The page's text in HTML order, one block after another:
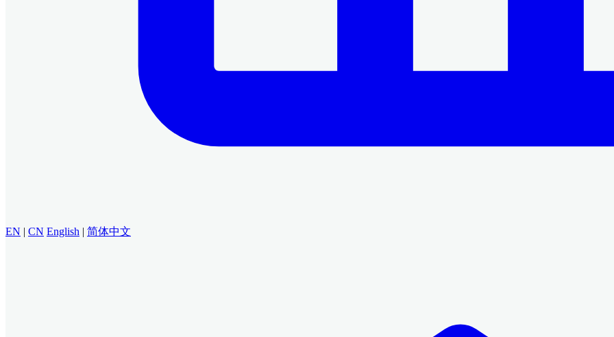
EN | CN English | 简体中文